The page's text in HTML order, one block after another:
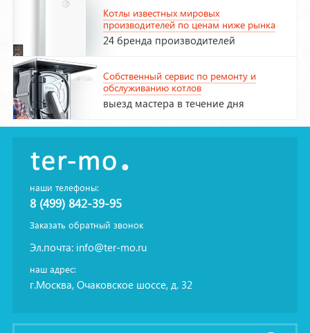
Котлы известных мировых
производителей по ценам ниже рынка
24 бренда производителей
Собственный сервис по ремонту и
обслуживанию котлов
выезд мастера в течение дня
наши телефоны:
8 (499) 842-39-95
Заказать обратный звонок
Эл.почта: info@ter-mo.ru
наш адрес:
г.Москва, Очаковское шоссе, д. 32